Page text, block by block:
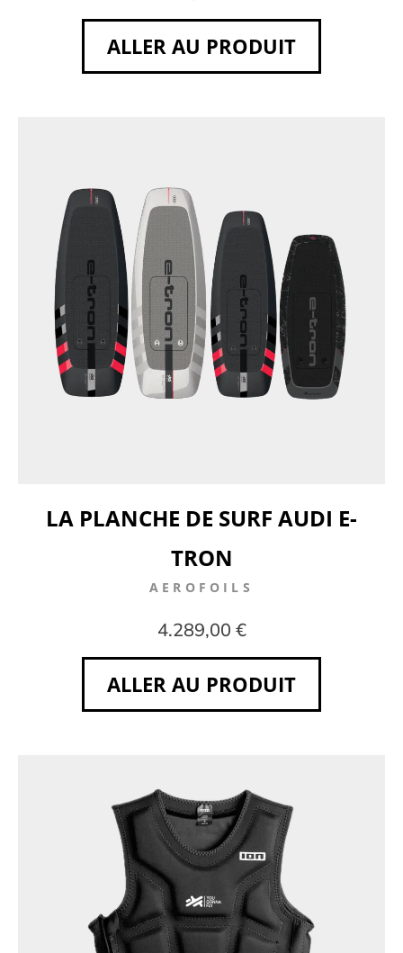
ALLER AU PRODUIT
LA PLANCHE DE SURF AUDI E-
TRON
AEROFOILS
4.289,00 €
ALLER AU PRODUIT